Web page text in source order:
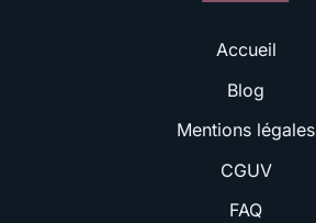
Accueil
Blog
Mentions légales
CGUV
FAQ